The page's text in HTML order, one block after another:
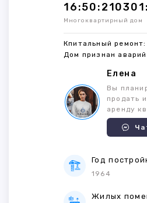
Многоквартирный дом
Кпитальный ремонт:
Дом признан
Елена
Вы
продать
аренду
Год
1964
Жилых